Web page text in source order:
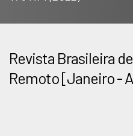
Revista Brasileira
Remoto [Janeiro -